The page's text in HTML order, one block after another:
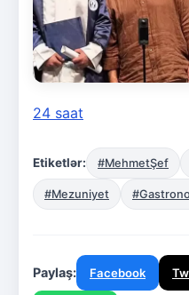
24 saat
Etiketlər: #MehmetŞef
#Mezuniyet
Paylaş: Facebook